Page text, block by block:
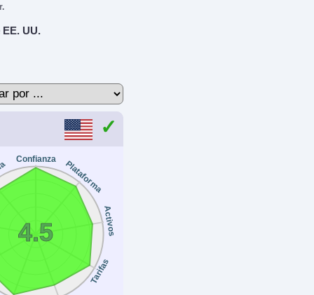
UU.
Confianza Plataforma
Activos
Tarifas
4.5